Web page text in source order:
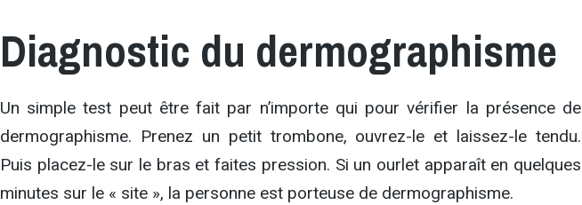
Diagnostic du dermographisme
Un simple test peut être fait par n’importe qui pour vérifier la présence de
dermographisme. Prenez un petit trombone, ouvrez-le et laissez-le tendu.
Puis placez-le sur le bras et faites pression. Si un ourlet apparaît en quelques
minutes sur le « site », la personne est porteuse de dermographisme.